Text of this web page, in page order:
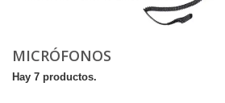
MICRÓFONOS
Hay 7 productos.